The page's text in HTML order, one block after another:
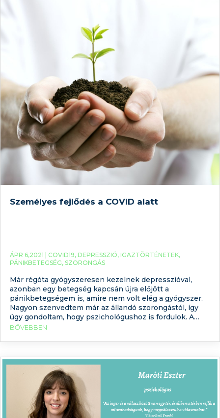
Személyes fejlődés a COVID alatt
ÁPR 6,2021 | COVID19, DEPRESSZIÓ, IGAZTÖRTÉNETEK,
PÁNIKBETEGSÉG, SZORONGÁS
Már régóta gyógyszeresen kezelnek depresszióval,
azonban egy betegség kapcsán újra előjött a
pánikbetegségem is, amire nem volt elég a gyógyszer.
Nagyon szenvedtem már az állandó szorongástól, így
úgy gondoltam, hogy pszichológushoz is fordulok. A
COVID miatt nem akartam személyesen szakembert
BŐVEBBEN